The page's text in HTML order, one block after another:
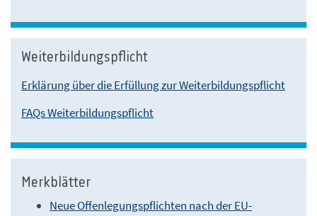
Weiterbildungspflicht
Erklärung über die Erfüllung zur Weiterbildungspflicht
FAQs Weiterbildungspflicht
Merkblätter
Neue Offenlegungspflichten nach der EU-